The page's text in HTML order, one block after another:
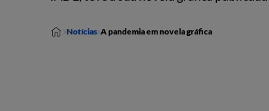
Notícias A pandemia em novela gráfica